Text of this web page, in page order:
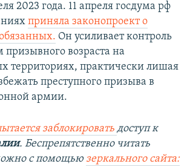
2023 года. 11 апреля госдума рф
приняла законопроект о
Он усиливает контроль
возраста на
территориях, практически лишая
преступного призыва в
армии.
заблокировать доступ к
. Беспрепятственно читать
с помощью зеркального сайта: